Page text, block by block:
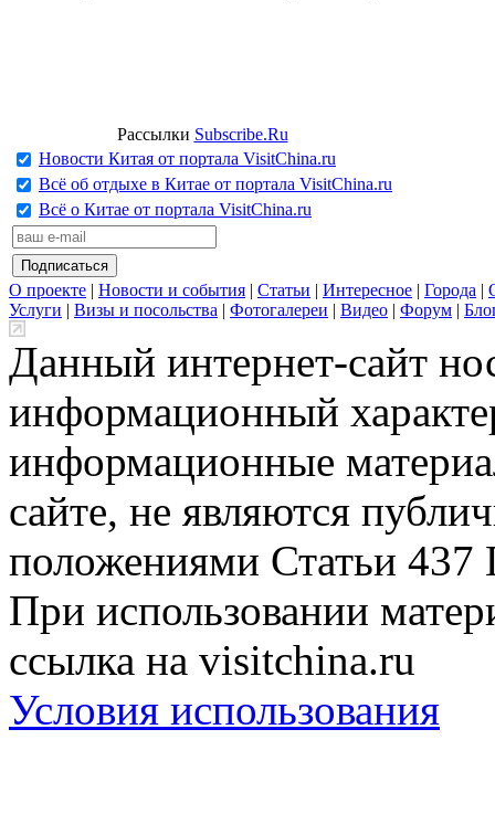
Рассылки Subscribe.Ru
Новости Китая от портала VisitChina.ru
Всё об отдыхе в Китае от портала VisitChina.ru
Всё о Китае от портала VisitChina.ru
О проекте | Новости и события | Статьи | Интересное | Города |
Услуги | Визы и посольства | Фотогалереи | Видео | Форум |
Данный интернет-сайт
информационный
информационные
сайте, не являются
положениями Статьи 437
При использовании
ссылка на visitchina.ru
Условия использования